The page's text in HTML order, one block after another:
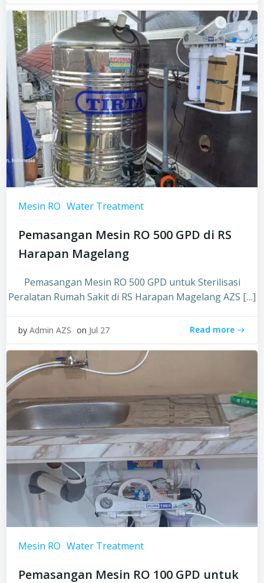
Mesin RO Water Treatment
Pemasangan Mesin RO 500 GPD di RS
Harapan Magelang
Pemasangan Mesin RO 500 GPD untuk Sterilisasi
Peralatan Rumah Sakit di RS Harapan Magelang AZS […]
by Admin AZS on Jul 27 Read more
Mesin RO Water Treatment
Pemasangan Mesin RO 100 GPD untuk